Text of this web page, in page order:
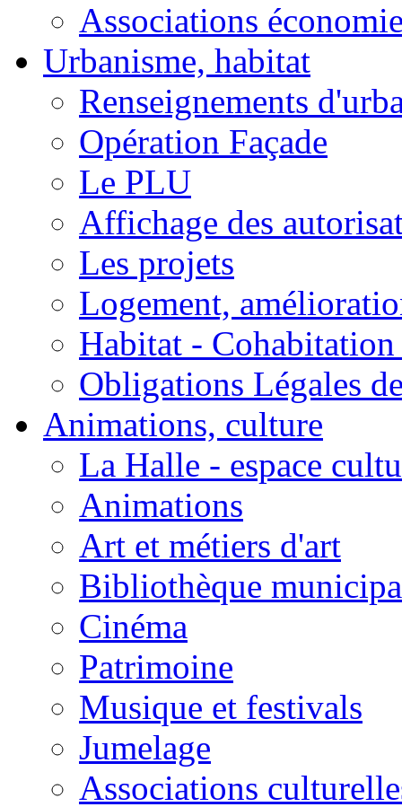
Associations
Urbanisme, habitat
Renseignements
Opération Façade
Le PLU
Affichage des
Les projets
Logement,
Habitat -
Obligations Légales
Animations, culture
La Halle - espace
Animations
Art et métiers d'art
Bibliothèque
Cinéma
Patrimoine
Musique et festivals
Jumelage
Associations